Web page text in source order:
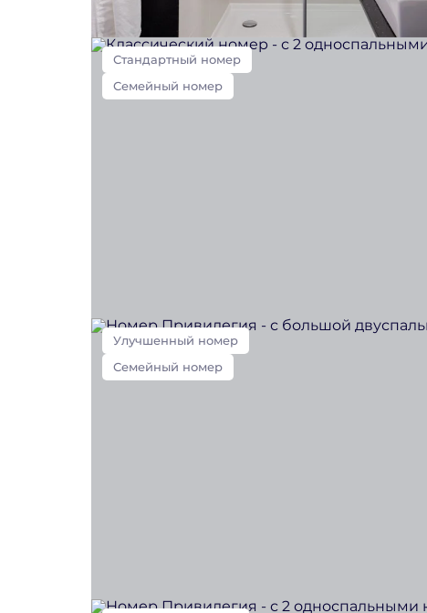
Стандартный номер
Семейный номер
Улучшенный номер
Семейный номер